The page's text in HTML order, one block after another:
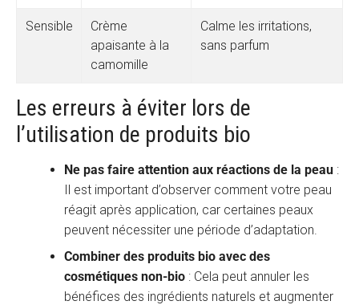
Sensible
Crème
apaisante à la
camomille
Calme les irritations,
sans parfum
Les erreurs à éviter lors de
l’utilisation de produits bio
Ne pas faire attention aux réactions de la peau :
Il est important d’observer comment votre peau
réagit après application, car certaines peaux
peuvent nécessiter une période d’adaptation.
Combiner des produits bio avec des
cosmétiques non-bio : Cela peut annuler les
bénéfices des ingrédients naturels et augmenter